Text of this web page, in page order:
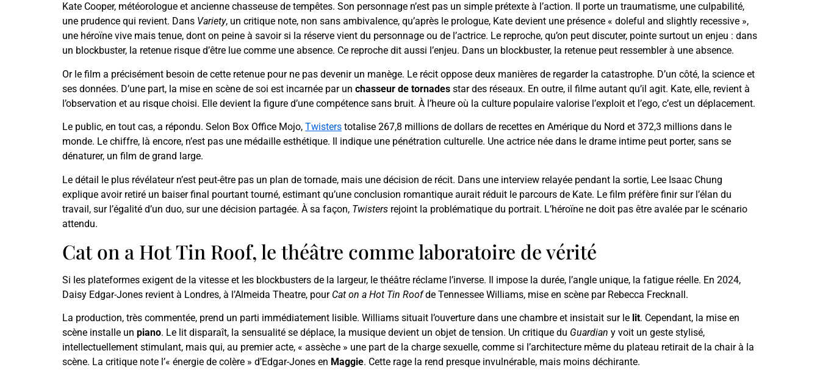
Kate Cooper, météorologue et ancienne chasseuse de tempêtes. Son personnage n’est pas un simple prétexte à l’action. Il porte un traumatisme, une culpabilité,
une prudence qui revient. Dans Variety, un critique note, non sans ambivalence, qu’après le prologue, Kate devient une présence « doleful and slightly recessive »,
une héroïne vive mais tenue, dont on peine à savoir si la réserve vient du personnage ou de l’actrice. Le reproche, qu’on peut discuter, pointe surtout un enjeu : dans
un blockbuster, la retenue risque d’être lue comme une absence. Ce reproche dit aussi l’enjeu. Dans un blockbuster, la retenue peut ressembler à une absence.
Or le film a précisément besoin de cette retenue pour ne pas devenir un manège. Le récit oppose deux manières de regarder la catastrophe. D’un côté, la science et
ses données. D’une part, la mise en scène de soi est incarnée par un chasseur de tornades star des réseaux. En outre, il filme autant qu’il agit. Kate, elle, revient à
l’observation et au risque choisi. Elle devient la figure d’une compétence sans bruit. À l’heure où la culture populaire valorise l’exploit et l’ego, c’est un déplacement.
Le public, en tout cas, a répondu. Selon Box Office Mojo, Twisters totalise 267,8 millions de dollars de recettes en Amérique du Nord et 372,3 millions dans le
monde. Le chiffre, là encore, n’est pas une médaille esthétique. Il indique une pénétration culturelle. Une actrice née dans le drame intime peut porter, sans se
dénaturer, un film de grand large.
Le détail le plus révélateur n’est peut-être pas un plan de tornade, mais une décision de récit. Dans une interview relayée pendant la sortie, Lee Isaac Chung
explique avoir retiré un baiser final pourtant tourné, estimant qu’une conclusion romantique aurait réduit le parcours de Kate. Le film préfère finir sur l’élan du
travail, sur l’égalité d’un duo, sur une décision partagée. À sa façon, Twisters rejoint la problématique du portrait. L’héroïne ne doit pas être avalée par le scénario
attendu.
Cat on a Hot Tin Roof, le théâtre comme laboratoire de vérité
Si les plateformes exigent de la vitesse et les blockbusters de la largeur, le théâtre réclame l’inverse. Il impose la durée, l’angle unique, la fatigue réelle. En 2024,
Daisy Edgar-Jones revient à Londres, à l’Almeida Theatre, pour Cat on a Hot Tin Roofde Tennessee Williams, mise en scène par Rebecca Frecknall.
La production, très commentée, prend un parti immédiatement lisible. Williams situait l’ouverture dans une chambre et insistait sur le lit. Cependant, la mise en
scène installe un piano. Le lit disparaît, la sensualité se déplace, la musique devient un objet de tension. Un critique du Guardian y voit un geste stylisé,
intellectuellement stimulant, mais qui, au premier acte, « assèche » une part de la charge sexuelle, comme si l’architecture même du plateau retirait de la chair à la
scène. La critique note l’« énergie de colère » d’Edgar-Jones en Maggie. Cette rage la rend presque invulnérable, mais moins déchirante.